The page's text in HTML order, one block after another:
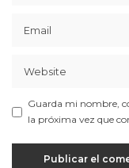
Guarda mi nombre,
la próxima vez que